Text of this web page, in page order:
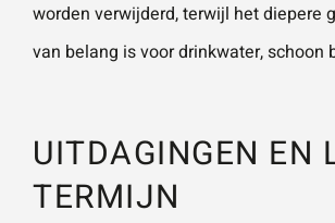
worden verwijderd, terwijl het diepere
van belang is voor drinkwater, schoon
UITDAGINGEN EN
TERMIJN